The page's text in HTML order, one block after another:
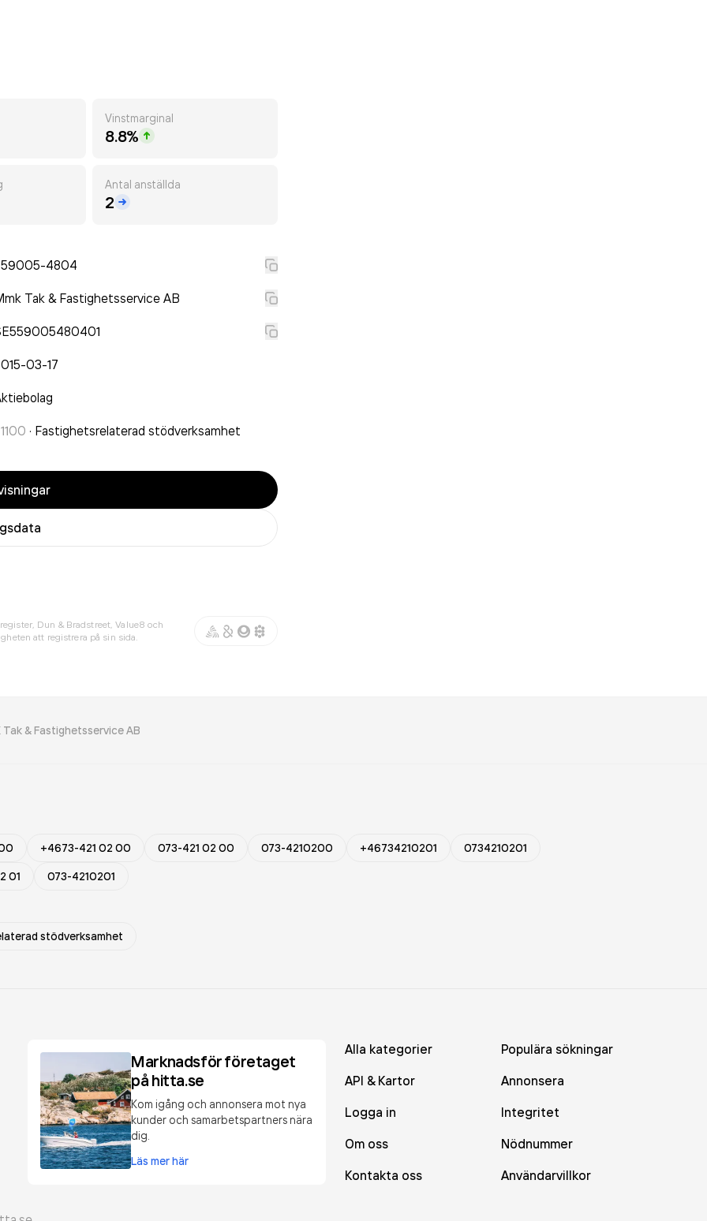
Vinstmarginal
8.8%
Antal anställda
2
4804
Tak & Fastighetsservice AB
03-17
· Fastighetsrelaterad stödverksamhet
Dun & Bradstreet, Value8 och
att registrera på sin sida.
Tak & Fastighetsservice AB
+4673-421 02 00 073-421 02 00 073-4210200 +46734210201
0734210201
01
073-4210201
stödverksamhet
Marknadsför företaget
på hitta.se
Kom igång och annonsera mot nya
kunder och samarbetspartners nära
dig.
Läs mer här
Alla kategorier
Populära sökningar
API & Kartor
Annonsera
Logga in
Integritet
Om oss
Nödnummer
Kontakta oss
Användarvillkor